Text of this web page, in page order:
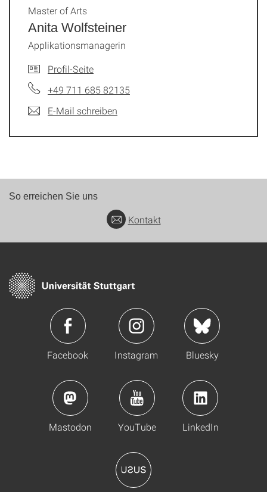
Anita Wolfsteiner
Master of Arts
Applikationsmanagerin
Profil-Seite
+49 711 685 82135
E-Mail schreiben
So erreichen Sie uns
Kontakt
Facebook Instagram Bluesky
Mastodon YouTube LinkedIn